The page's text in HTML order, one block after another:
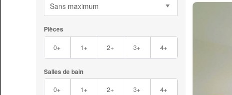
Sans maximum
Pièces
0+ 1+ 2+ 3+ 4+
Salles de bain
0+ 1+ 2+ 3+ 4+